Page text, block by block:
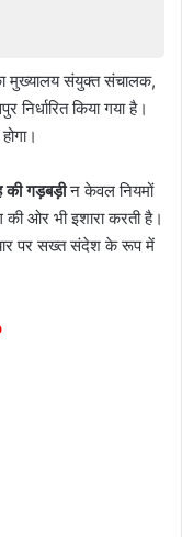
मुख्यालय संयुक्त संचालक,
निर्धारित किया गया है।
की गड़बड़ीन केवल नियमों
ओर भी इशारा करती है।
पर सख्त संदेश के रूप में